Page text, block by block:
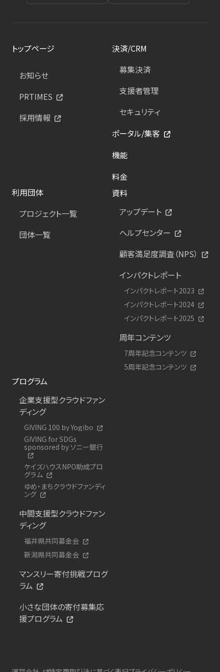
トップページ
お知らせ
PRTIMES
採用情報
決済/CRM
募集決済
支援者管理
セキュリティ
ポータル/集客
機能
料金
利用団体
プロジェクト一覧
団体一覧
資料
アップデート
ヘルプセンター
顧客満足度調査（NPS）
インパクトレポート
インパクトレポート2023
インパクトレポート2024
インパクトレポート2025
周年コンテンツ
7周年記念コンテンツ
5周年記念コンテンツ
プログラム
企業支援型クラウドファン
ディング
GIVING 100 by Yogibo
GIVING for SDGs
sponsored by ソニー銀行
ケイズハウスNPO助成プロ
グラム
ゆめ・まちクラウドファンディ
ング
中間支援型クラウドファン
ディング
福井県共同募金会
新潟県共同募金会
マンスリー寄付挑戦プログ
ラム
小さな団体の寄付募集応
援プログラム